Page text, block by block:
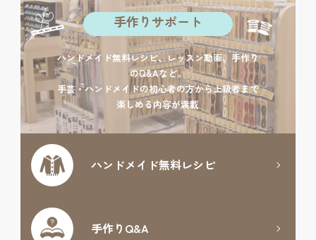
手作りサポート
ハンドメイド無料レシピ、レッスン動画、手作り
のQ&Aなど。
手芸・ハンドメイドの初心者の方から上級者まで
楽しめる内容が満載
ハンドメイド無料レシピ
手作りQ&A